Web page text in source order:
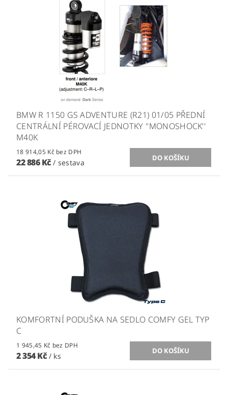
BMW R 1150 GS ADVENTURE (R21) 01/05 PŘEDNÍ
CENTRÁLNÍ PÉROVACÍ JEDNOTKY ''MONOSHOCK''
M40K
18 914,05 Kč bez DPH
22 886 Kč/ sestava
KOMFORTNÍ PODUŠKA NA SEDLO COMFY GEL TYP
C
1 945,45 Kč bez DPH
2 354 Kč / ks